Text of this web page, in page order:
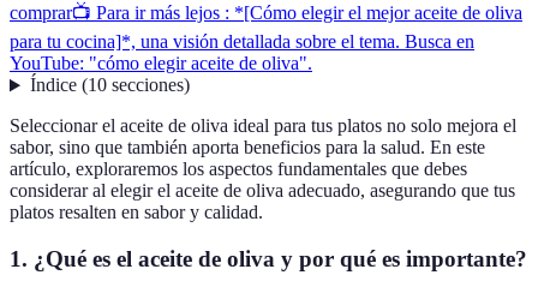
comprar📺 Para ir más lejos : *[Cómo elegir el mejor aceite de oliva
para tu cocina]*, una visión detallada sobre el tema. Busca en
YouTube: "cómo elegir aceite de oliva".
Índice(10 secciones)
Seleccionar el aceite de oliva ideal para tus platos no solo mejora el
sabor, sino que también aporta beneficios para la salud. En este
artículo, exploraremos los aspectos fundamentales que debes
considerar al elegir el aceite de oliva adecuado, asegurando que tus
platos resalten en sabor y calidad.
1. ¿Qué es el aceite de oliva y por qué es importante?